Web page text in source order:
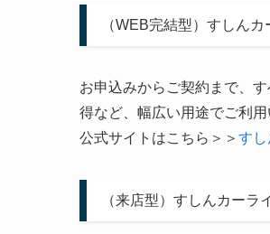
（WEB完結型）すしん
お申込みからご契約まで、す
得など、幅広い用途でご利用
公式サイトはこちら＞＞ す
（来店型）すしんカーラ